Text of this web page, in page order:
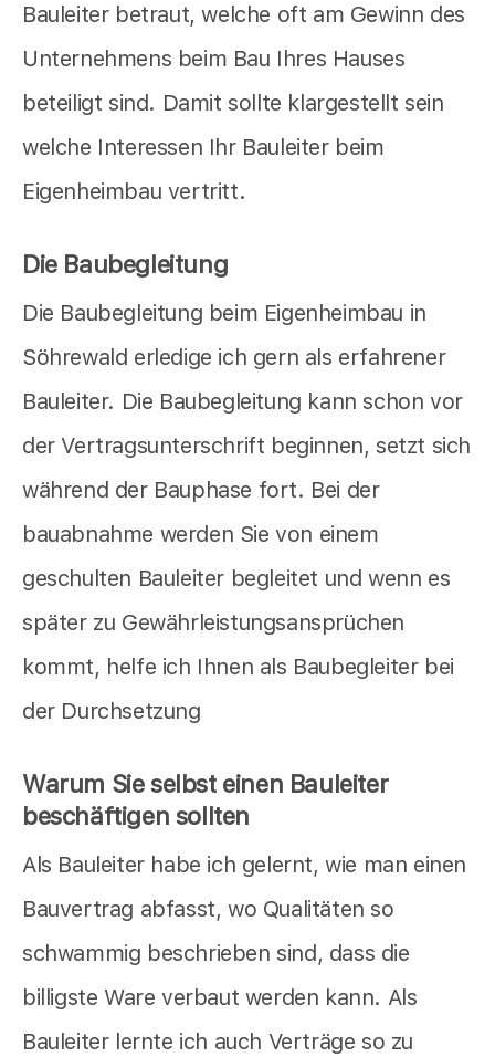
Bauleiter betraut, welche oft am Gewinn des
Unternehmens beim Bau Ihres Hauses
beteiligt sind. Damit sollte klargestellt sein
welche Interessen Ihr Bauleiter beim
Eigenheimbau vertritt.
Die Baubegleitung
Die Baubegleitung beim Eigenheimbau in
Söhrewald erledige ich gern als erfahrener
Bauleiter. Die Baubegleitung kann schon vor
der Vertragsunterschrift beginnen, setzt sich
während der Bauphase fort. Bei der
bauabnahme werden Sie von einem
geschulten Bauleiter begleitet und wenn es
später zu Gewährleistungsansprüchen
kommt, helfe ich Ihnen als Baubegleiter bei
der Durchsetzung
Warum Sie selbst einen Bauleiter
beschäftigen sollten
Als Bauleiter habe ich gelernt, wie man einen
Bauvertrag abfasst, wo Qualitäten so
schwammig beschrieben sind, dass die
billigste Ware verbaut werden kann. Als
Bauleiter lernte ich auch Verträge so zu